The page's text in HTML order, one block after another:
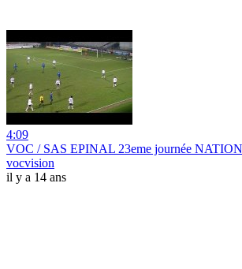
4:09
VOC / SAS EPINAL 23eme journée
vocvision
il y a 14 ans